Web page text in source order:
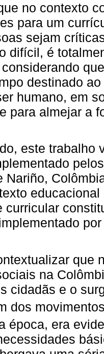
no contexto
para um
sejam
difícil, é
destinado
humano, em
para almejar a
este trabalho
Nariño,
curricular
que
na
cidadãs e o
dos
época, era